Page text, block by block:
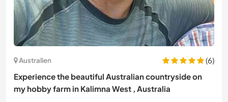
Australien
(6)
Experience the beautiful Australian countryside on
my hobby farm in Kalimna West , Australia